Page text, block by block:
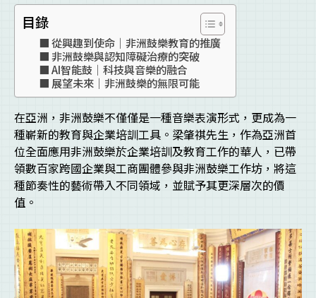
目錄
從興趣到使命｜非洲鼓樂教育的推廣
非洲鼓樂與認知障礙治療的突破
AI智能鼓｜科技與音樂的融合
展望未來｜非洲鼓樂的無限可能
在亞洲，非洲鼓樂不僅僅是一種音樂表演形式，更成為一
種嶄新的教育與企業培訓工具。梁肇祺先生，作為亞洲首
位全面應用非洲鼓樂於企業培訓及教育工作的華人，已帶
領數百家跨國企業與工商團體參與非洲鼓樂工作坊，將這
種節奏性的藝術帶入不同領域，並賦予其更深層次的價
值。